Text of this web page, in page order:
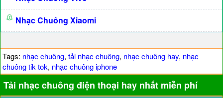
Nhạc Chuông Xiaomi
Tags: nhạc chuông, tải nhạc chuông, nhạc chuông hay, nhạc
chuông tik tok, nhạc chuông iphone
Tải nhạc chuông điện thoại hay nhất miễn phí